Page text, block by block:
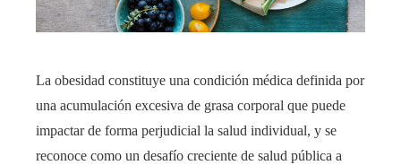
La obesidad constituye una condición médica definida por
una acumulación excesiva de grasa corporal que puede
impactar de forma perjudicial la salud individual, y se
reconoce como un desafío creciente de salud pública a